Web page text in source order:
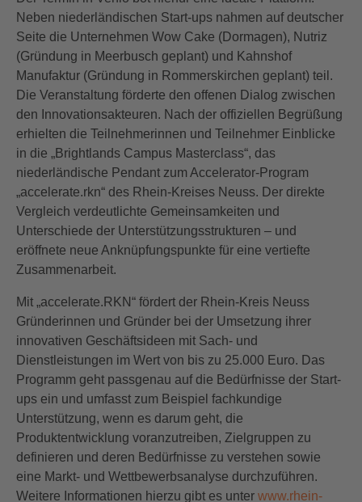
Neben niederländischen Start-ups nahmen auf deutscher
Seite die Unternehmen Wow Cake (Dormagen), Nutriz
(Gründung in Meerbusch geplant) und Kahnshof
Manufaktur (Gründung in Rommerskirchen geplant) teil.
Die Veranstaltung förderte den offenen Dialog zwischen
den Innovationsakteuren. Nach der offiziellen Begrüßung
erhielten die Teilnehmerinnen und Teilnehmer Einblicke
in die „Brightlands Campus Masterclass“, das
niederländische Pendant zum Accelerator-Program
„accelerate.rkn“ des Rhein-Kreises Neuss. Der direkte
Vergleich verdeutlichte Gemeinsamkeiten und
Unterschiede der Unterstützungsstrukturen – und
eröffnete neue Anknüpfungspunkte für eine vertiefte
Zusammenarbeit.
Mit „accelerate.RKN“ fördert der Rhein-Kreis Neuss
Gründerinnen und Gründer bei der Umsetzung ihrer
innovativen Geschäftsideen mit Sach- und
Dienstleistungen im Wert von bis zu 25.000 Euro. Das
Programm geht passgenau auf die Bedürfnisse der Start-
ups ein und umfasst zum Beispiel fachkundige
Unterstützung, wenn es darum geht, die
Produktentwicklung voranzutreiben, Zielgruppen zu
definieren und deren Bedürfnisse zu verstehen sowie
eine Markt- und Wettbewerbsanalyse durchzuführen.
Weitere Informationen hierzu gibt es unter www.rhein-